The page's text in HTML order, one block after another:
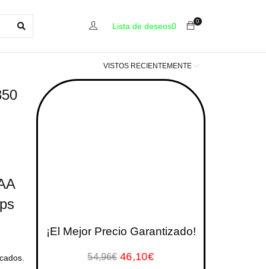
0
Lista de deseos0
VISTOS RECIENTEMENTE
¡El Mejor Precio Garantizado!
54,96€ 46,10€